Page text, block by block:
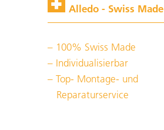
Alledo - Swiss Made
100% Swiss Made
Individualisierbar
Top- Montage- und
Reparaturservice